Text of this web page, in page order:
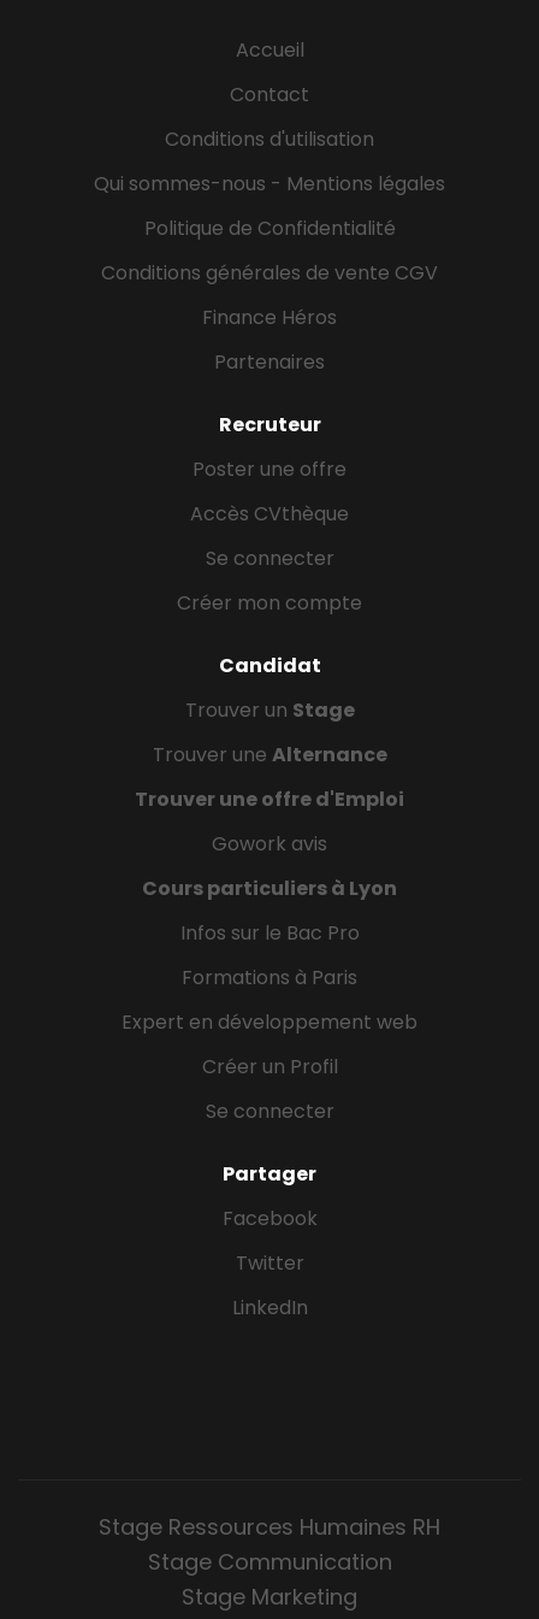
Accueil
Contact
Conditions d'utilisation
Qui sommes-nous - Mentions légales
Politique de Confidentialité
Conditions générales de vente CGV
Finance Héros
Partenaires
Recruteur
Poster une offre
Accès CVthèque
Se connecter
Créer mon compte
Candidat
Trouver un Stage
Trouver une Alternance
Trouver une offre d'Emploi
Gowork avis
Cours particuliers à Lyon
Infos sur le Bac Pro
Formations à Paris
Expert en développement web
Créer un Profil
Se connecter
Partager
Facebook
Twitter
LinkedIn
Stage Ressources Humaines RH
Stage Communication
Stage Marketing